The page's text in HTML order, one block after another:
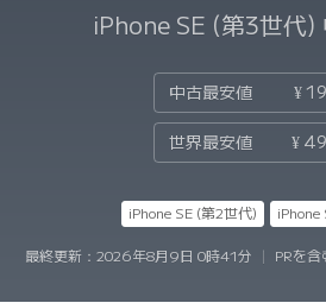
iPhone SE (第3世代)
中古最安値 ¥
世界最安値 ¥
iPhone SE (第2世代) iPhone
最終更新： 2026年8月9日 0時41分 PRを含